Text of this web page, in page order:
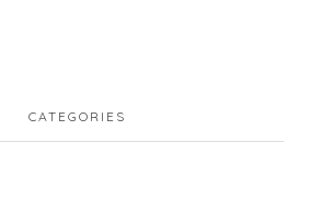
CATEGORIES